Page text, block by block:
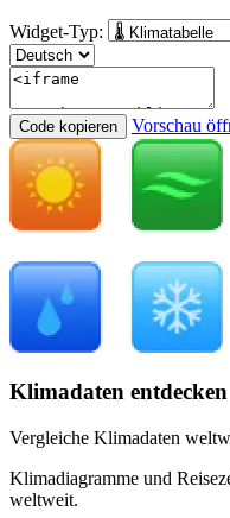
Widget-Typ:
Code kopieren Vorschau
Klimadaten entdecken
Vergleiche Klimadaten
Klimadiagramme und
weltweit.